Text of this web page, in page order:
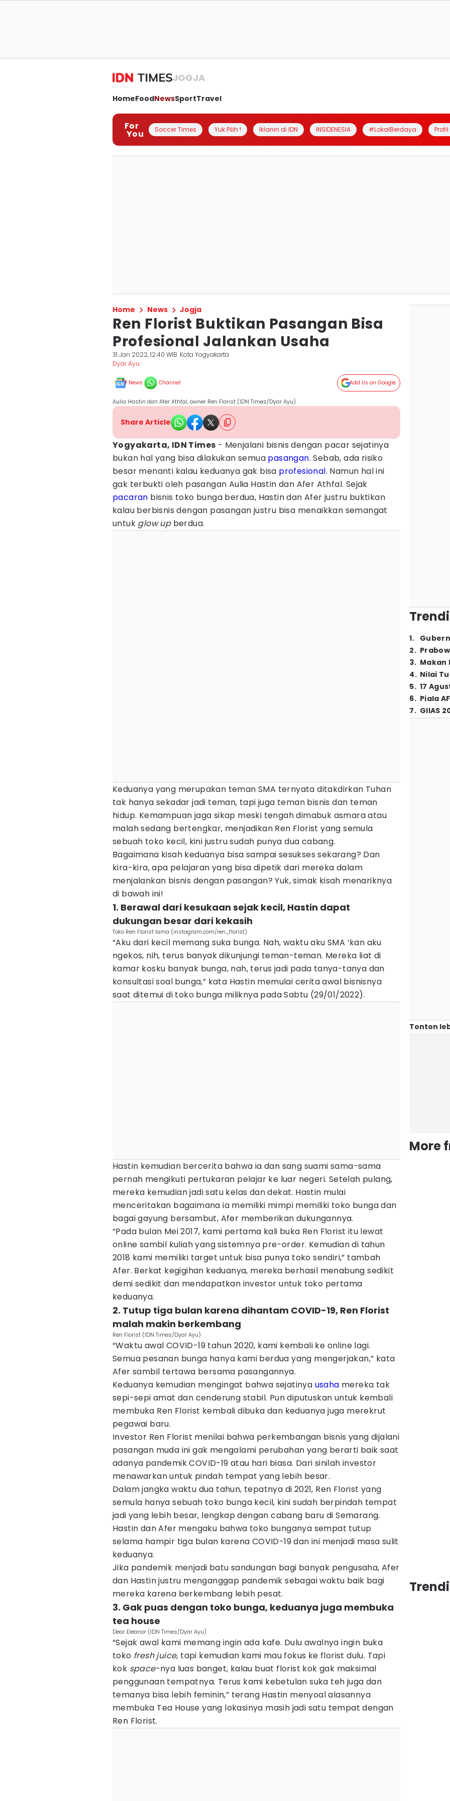
JOGJA
HomeFoodNewsSportTravel
For
You Soccer Times Yuk Pilih ! Iklanin di IDN INSIDENESIA #LokalBerdaya
Home News Jogja
Ren Florist Buktikan Pasangan Bisa
Profesional Jalankan Usaha
31 Jan 2022, 12:40 WIB Kota Yogyakarta
Dyar Ayu
News Channel Add Us on Google
Aulia Hastin dan Afer Athfal, owner Ren Florist (IDN Times/Dyar Ayu)
Share Article
Yogyakarta, IDN Times - Menjalani bisnis dengan pacar sejatinya
bukan hal yang bisa dilakukan semua pasangan. Sebab, ada risiko
besar menanti kalau keduanya gak bisa profesional. Namun hal ini
gak terbukti oleh pasangan Aulia Hastin dan Afer Athfal. Sejak
pacaran bisnis toko bunga berdua, Hastin dan Afer justru buktikan
kalau berbisnis dengan pasangan justru bisa menaikkan semangat
untuk glow upberdua.
Keduanya yang merupakan teman SMA ternyata ditakdirkan Tuhan
tak hanya sekadar jadi teman, tapi juga teman bisnis dan teman
hidup. Kemampuan jaga sikap meski tengah dimabuk asmara atau
malah sedang bertengkar, menjadikan Ren Florist yang semula
sebuah toko kecil, kini justru sudah punya dua cabang.
Bagaimana kisah keduanya bisa sampai sesukses sekarang? Dan
kira-kira, apa pelajaran yang bisa dipetik dari mereka dalam
menjalankan bisnis dengan pasangan? Yuk, simak kisah menariknya
di bawah ini!
1. Berawal dari kesukaan sejak kecil, Hastin dapat
dukungan besar dari kekasih
Toko Ren Florist lama (instagram.com/ren_florist)
“Aku dari kecil memang suka bunga. Nah, waktu aku SMA ‘kan aku
ngekos, nih, terus banyak dikunjungi teman-teman. Mereka liat di
kamar kosku banyak bunga, nah, terus jadi pada tanya-tanya dan
konsultasi soal bunga,” kata Hastin memulai cerita awal bisnisnya
saat ditemui di toko bunga miliknya pada Sabtu (29/01/2022).
Hastin kemudian bercerita bahwa ia dan sang suami sama-sama
pernah mengikuti pertukaran pelajar ke luar negeri. Setelah pulang,
mereka kemudian jadi satu kelas dan dekat. Hastin mulai
menceritakan bagaimana ia memiliki mimpi memiliki toko bunga dan
bagai gayung bersambut, Afer memberikan dukungannya.
“Pada bulan Mei 2017, kami pertama kali buka Ren Florist itu lewat
online sambil kuliah yang sistemnya pre-order. Kemudian di tahun
2018 kami memiliki target untuk bisa punya toko sendiri,” tambah
Afer. Berkat kegigihan keduanya, mereka berhasil menabung sedikit
demi sedikit dan mendapatkan investor untuk toko pertama
keduanya.
2. Tutup tiga bulan karena dihantam COVID-19, Ren Florist
malah makin berkembang
Ren Florist (IDN Times/Dyar Ayu)
“Waktu awal COVID-19 tahun 2020, kami kembali ke online lagi.
Semua pesanan bunga hanya kami berdua yang mengerjakan,” kata
Afer sambil tertawa bersama pasangannya.
Keduanya kemudian mengingat bahwa sejatinya usaha mereka tak
sepi-sepi amat dan cenderung stabil. Pun diputuskan untuk kembali
membuka Ren Florist kembali dibuka dan keduanya juga merekrut
pegawai baru.
Investor Ren Florist menilai bahwa perkembangan bisnis yang dijalani
pasangan muda ini gak mengalami perubahan yang berarti baik saat
adanya pandemik COVID-19 atau hari biasa. Dari sinilah investor
menawarkan untuk pindah tempat yang lebih besar.
Dalam jangka waktu dua tahun, tepatnya di 2021, Ren Florist yang
semula hanya sebuah toko bunga kecil, kini sudah berpindah tempat
jadi yang lebih besar, lengkap dengan cabang baru di Semarang.
Hastin dan Afer mengaku bahwa toko bunganya sempat tutup
selama hampir tiga bulan karena COVID-19 dan ini menjadi masa sulit
keduanya.
Jika pandemik menjadi batu sandungan bagi banyak pengusaha, Afer
dan Hastin justru menganggap pandemik sebagai waktu baik bagi
mereka karena berkembang lebih pesat.
3. Gak puas dengan toko bunga, keduanya juga membuka
tea house
Dear Eleanor (IDN Times/Dyar Ayu)
“Sejak awal kami memang ingin ada kafe. Dulu awalnya ingin buka
toko fresh juice, tapi kemudian kami mau fokus ke florist dulu. Tapi
kok space-nya luas banget, kalau buat florist kok gak maksimal
penggunaan tempatnya. Terus kami kebetulan suka teh juga dan
temanya bisa lebih feminin,” terang Hastin menyoal alasannya
membuka Tea House yang lokasinya masih jadi satu tempat dengan
Ren Florist.
1.
2.
3. Makan
4. Nilai
5. 17
6. Piala
7. GIIAS
Tonton
More